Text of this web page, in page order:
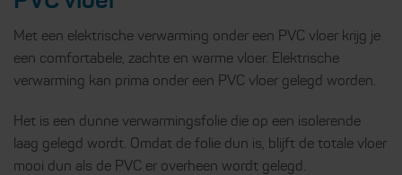
Met een elektrische verwarming onder een PVC vloer krijg je
een comfortabele, zachte en warme vloer. Elektrische
verwarming kan prima onder een PVC vloer gelegd worden.
Het is een dunne verwarmingsfolie die op een isolerende
laag gelegd wordt. Omdat de folie dun is, blijft de totale vloer
mooi dun als de PVC er overheen wordt gelegd.